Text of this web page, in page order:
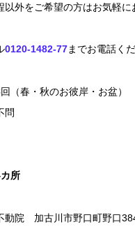
以外をご希望の方はお気軽に
0120-1482-77までお電話くだ
（春・秋のお彼岸・お盆）
問
所
不動院 加古川市野口町野